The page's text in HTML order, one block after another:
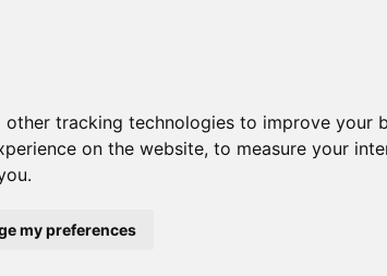
other tracking technologies to improve
on the website, to measure your
.
my preferences